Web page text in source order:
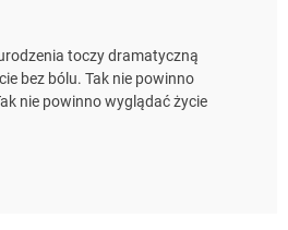
toczy dramatyczną
bez bólu. Tak nie powinno
nie powinno wyglądać życie